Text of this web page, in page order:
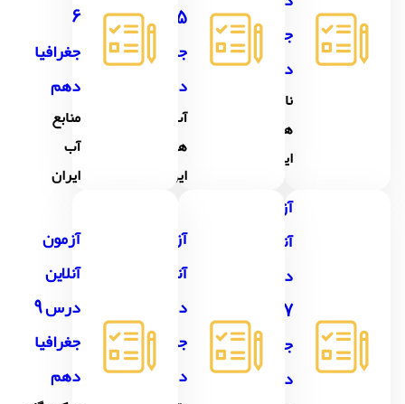
جغرافیا
دهم
ناهمواری
های
ایران
5
جغرافیا
دهم
آب و
هوای
ایران
6
جغرافیا
دهم
منابع
آب
ایران
آزمون
آنلاین
درس
7
جغرافیا
دهم
آزمون
آنلاین
جغرافیا
دهم
آزمون
آنلاین
درس 9
جغرافیا
دهم